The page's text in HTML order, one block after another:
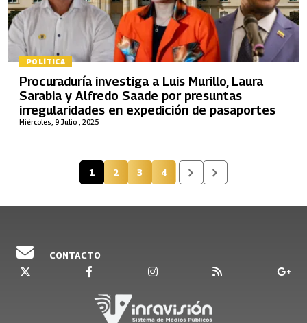
POLÍTICA
Miércoles, 9 Julio , 2025
Procuraduría investiga a Luis Murillo, Laura
Sarabia y Alfredo Saade por presuntas
irregularidades en expedición de pasaportes
Página actual
1 Página
2 Página
3 Página
4
CONTACTO